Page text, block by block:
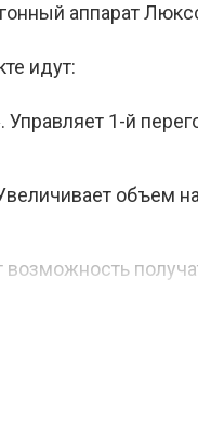
идут:
. Управляет 1-й
объем
возможность